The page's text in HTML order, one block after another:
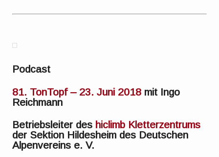
Podcast
81. TonTopf – 23. Juni 2018 mit Ingo
Reichmann
Betriebsleiter des hiclimb Kletterzentrums
der Sektion Hildesheim des Deutschen
Alpenvereins e. V.